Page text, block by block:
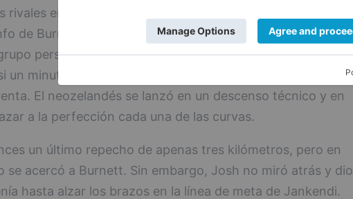
rivales en todo momento para evitar que pusieran en
de Burnett. Al paso por la cima, el uruguayo marchaba
perseguidor a medio minuto y el madrileño, en un
un minuto. Ambos se unirían en la bajada, pero Josh supo
El neozelandés se lanzó en un descenso técnico y en
a la perfección cada una de las curvas.
un último repecho de apenas tres kilómetros, pero en
se acercó a Burnett. Sin embargo, Josh no miró atrás y dio
hasta alzar los brazos en la línea de meta de Jankendi.